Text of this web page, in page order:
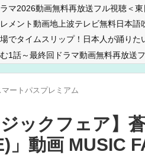
マ2026動画無料再放送フル視聴＜
メント動画地上波テレビ無料日本語
でタイムスリップ！日本人が踊り
1話～最終回ドラマ動画無料再放送
マートパスプレミアム
ジックフェア】
」動画 MUSIC